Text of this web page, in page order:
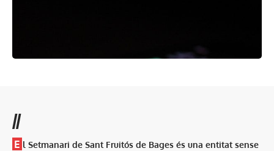
//
E l Setmanari de Sant Fruitós de Bages és una entitat sense